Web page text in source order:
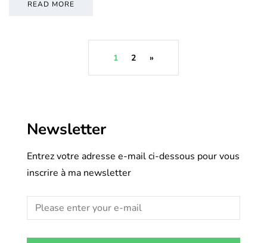
READ MORE
1 2 »
Newsletter
Entrez votre adresse e-mail ci-dessous pour vous
inscrire à ma newsletter